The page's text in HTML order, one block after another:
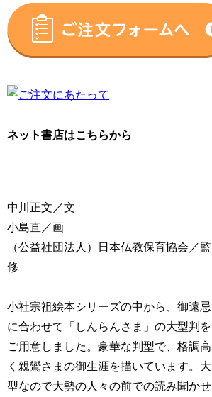
ネット書店はこちらから
中川正文／文
小島直／画
（公益社団法人）日本仏教保育協会／監
修
小社宗祖絵本シリーズの中から、御遠忌
に合わせて「しんらんさま」の大型判を
ご用意しました。豪華な判型で、格調高
く親鸞さまの御生涯を描いています。大
型なので大勢の人々の前での読み聞かせ